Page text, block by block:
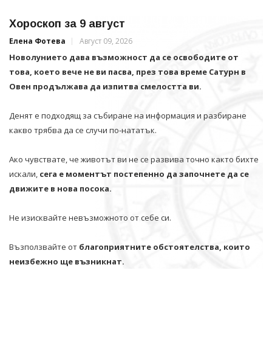
Хороскоп за 9 август
Елена Фотева Август 09, 2026
Новолунието дава възможност да се освободите от
това, което вече не ви пасва, през това време Сатурн в
Овен продължава да изпитва смелостта ви.
Денят е подходящ за събиране на информация и разбиране
какво трябва да се случи по-нататък.
Ако чувствате, че животът ви не се развива точно както бихте
искали, сега е моментът постепенно да започнете да се
движите в нова посока.
Не изисквайте невъзможното от себе си.
Възползвайте от благоприятните обстоятелства, които
неизбежно ще възникнат.